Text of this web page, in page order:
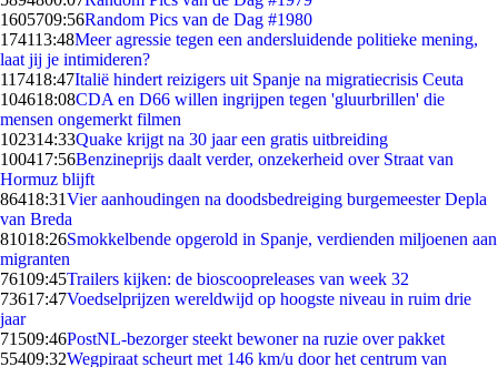
1605709:56Random Pics van de Dag #1980
174113:48Meer agressie tegen een andersluidende politieke mening,
laat jij je intimideren?
117418:47Italië hindert reizigers uit Spanje na migratiecrisis Ceuta
104618:08CDA en D66 willen ingrijpen tegen 'gluurbrillen' die
mensen ongemerkt filmen
102314:33Quake krijgt na 30 jaar een gratis uitbreiding
100417:56Benzineprijs daalt verder, onzekerheid over Straat van
Hormuz blijft
86418:31Vier aanhoudingen na doodsbedreiging burgemeester Depla
van Breda
81018:26Smokkelbende opgerold in Spanje, verdienden miljoenen aan
migranten
76109:45Trailers kijken: de bioscoopreleases van week 32
73617:47Voedselprijzen wereldwijd op hoogste niveau in ruim drie
jaar
71509:46PostNL-bezorger steekt bewoner na ruzie over pakket
55409:32Wegpiraat scheurt met 146 km/u door het centrum van